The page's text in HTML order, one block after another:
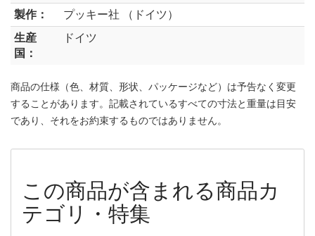
製作：
プッキー社 （ドイツ）
生産
国：
ドイツ
商品の仕様（色、材質、形状、パッケージなど）は予告なく変更
することがあります。記載されているすべての寸法と重量は目安
であり、それをお約束するものではありません。
この商品が含まれる商品カ
テゴリ・特集